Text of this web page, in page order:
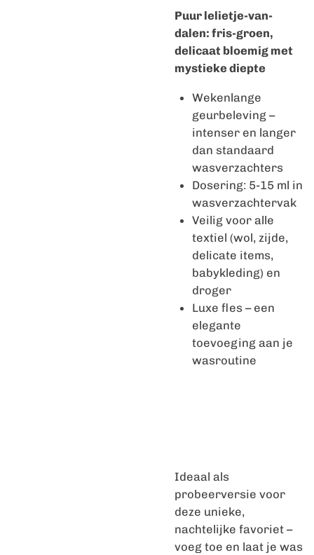
Puur lelietje-van-
dalen: fris-groen,
delicaat bloemig met
mystieke diepte
Wekenlange
geurbeleving –
intenser en langer
dan standaard
wasverzachters
Dosering: 5-15 ml in
wasverzachtervak
Veilig voor alle
textiel (wol, zijde,
delicate items,
babykleding) en
droger
Luxe fles – een
elegante
toevoeging aan je
wasroutine
Ideaal als
probeerversie voor
deze unieke,
nachtelijke favoriet –
voeg toe en laat je was